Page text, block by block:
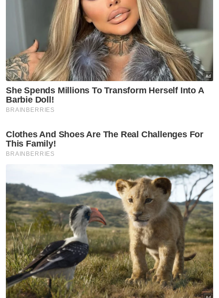
perbankan berkaitan transaksi yang dikenal
"Hampir tiga perempat siasatan telah selesai.
Apabila semua perkara itu diselesaikan dan
dipastikan, kita akan membuat keputusan
sama ada untuk mendakwa atau menutup
kes.
"Harapan saya, dengan penjelasan daripada
pihak berkaitan, khususnya institusi
perbankan, perkara ini dapat diselesaikan
dalam tempoh yang ditetapkan," katanya.